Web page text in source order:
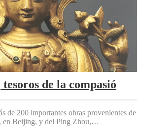
de la compasió
de 200 importantes obras provenientes de
en Beijing, y del Ping Zhou,…